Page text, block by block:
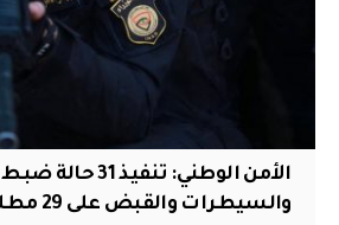
الأمن الوطني: تنفيذ
والسيطرات والقبض على 29 مطلوباً